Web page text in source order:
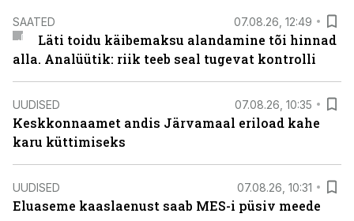
SAATED 07.08.26, 12:49
Läti toidu käibemaksu alandamine tõi hinnad
alla. Analüütik: riik teeb seal tugevat kontrolli
UUDISED 07.08.26, 10:35
Keskkonnaamet andis Järvamaal eriload kahe
karu küttimiseks
UUDISED 07.08.26, 10:31
Eluaseme kaaslaenust saab MES-i püsiv meede